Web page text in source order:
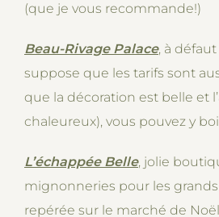
(que je vous recommande!)
Beau-Rivage Palace, à défaut
suppose que les tarifs sont
que la décoration est belle et
chaleureux), vous pouvez y
L’échappée Belle, jolie
mignonneries pour les
repérée sur le marché de